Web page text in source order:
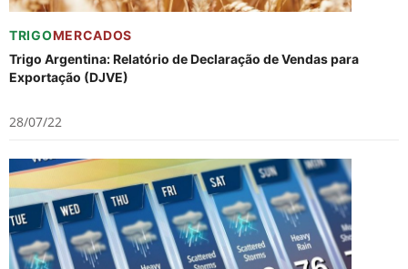
TRIGOMERCADOS
Trigo Argentina: Relatório de Declaração de Vendas para
Exportação (DJVE)
28/07/22